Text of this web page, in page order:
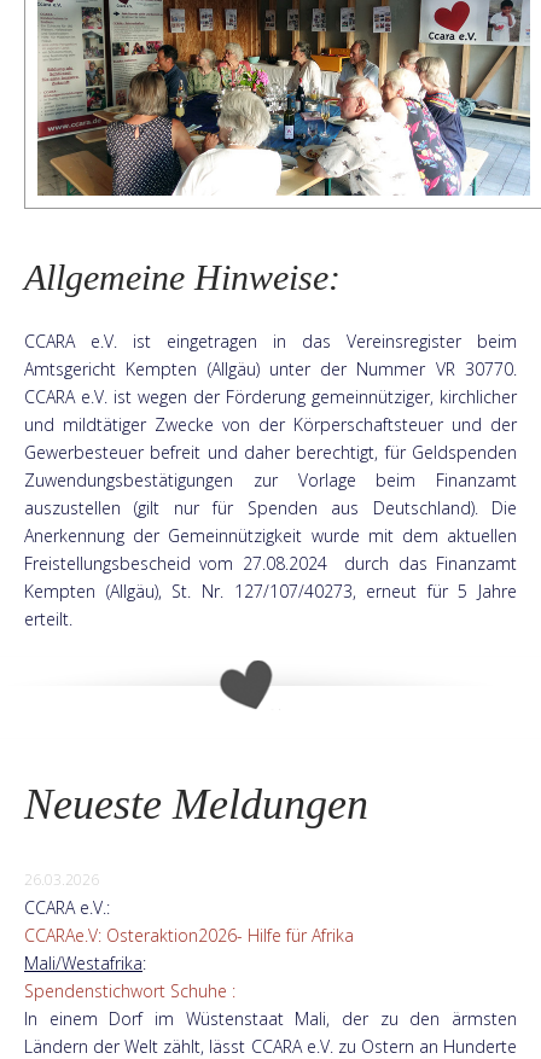
Allgemeine Hinweise:
CCARA e.V. ist eingetragen in das Vereinsregister beim
Amtsgericht Kempten (Allgäu) unter der Nummer VR 30770.
CCARA e.V. ist wegen der Förderung gemeinnütziger, kirchlicher
und mildtätiger Zwecke von der Körperschaftsteuer und der
Gewerbesteuer befreit und daher berechtigt, für Geldspenden
Zuwendungsbestätigungen zur Vorlage beim Finanzamt
auszustellen (gilt nur für Spenden aus Deutschland). Die
Anerkennung der Gemeinnützigkeit wurde mit dem aktuellen
Freistellungsbescheid vom 27.08.2024 durch das Finanzamt
Kempten (Allgäu), St. Nr. 127/107/40273, erneut für 5 Jahre
erteilt.
Neueste Meldungen
26.03.2026
CCARA e.V.:
CCARAe.V: Osteraktion2026- Hilfe für Afrika
Mali/Westafrika:
Spendenstichwort Schuhe :
In einem Dorf im Wüstenstaat Mali, der zu den ärmsten
Ländern der Welt zählt, lässt CCARA e.V. zu Ostern an Hunderte